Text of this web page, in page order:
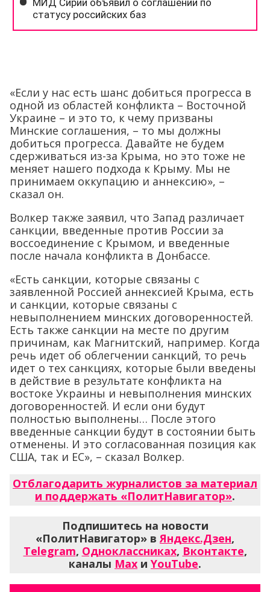
«Если у нас есть шанс добиться прогресса в
одной из областей конфликта – Восточной
Украине – и это то, к чему призваны
Минские соглашения, – то мы должны
добиться прогресса. Давайте не будем
сдерживаться из-за Крыма, но это тоже не
меняет нашего подхода к Крыму. Мы не
принимаем оккупацию и аннексию», –
сказал он.
Волкер также заявил, что Запад различает
санкции, введенные против России за
воссоединение с Крымом, и введенные
после начала конфликта в Донбассе.
«Есть санкции, которые связаны с
заявленной Россией аннексией Крыма, есть
и санкции, которые связаны с
невыполнением минских договоренностей.
Есть также санкции на месте по другим
причинам, как Магнитский, например. Когда
речь идет об облегчении санкций, то речь
идет о тех санкциях, которые были введены
в действие в результате конфликта на
востоке Украины и невыполнения минских
договоренностей. И если они будут
полностью выполнены… После этого
введенные санкции будут в состоянии быть
отменены. И это согласованная позиция как
США, так и ЕС», – сказал Волкер.
Отблагодарить журналистов за материал
и поддержать «ПолитНавигатор».
Подпишитесь на новости
«ПолитНавигатор» в Яндекс.Дзен,
Telegram, Одноклассниках, Вконтакте,
каналы Max и YouTube.